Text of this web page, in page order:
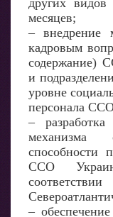
других
месяцев;
– внедрение
кадровым
содержание)
и
уровне
персонала
–
механизма
способности
ССО
–